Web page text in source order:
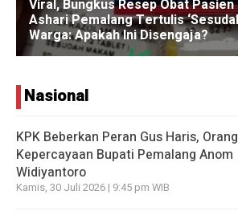
Nasional
KPK Beberkan Peran Gus Haris, Orang
Kepercayaan Bupati Pemalang Anom
Widiyantoro
Kamis, 30 Juli 2026 | 9:45 pm WIB